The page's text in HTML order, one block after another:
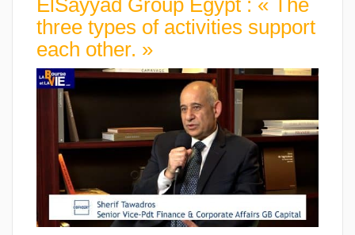
three types of activities support
each other. »